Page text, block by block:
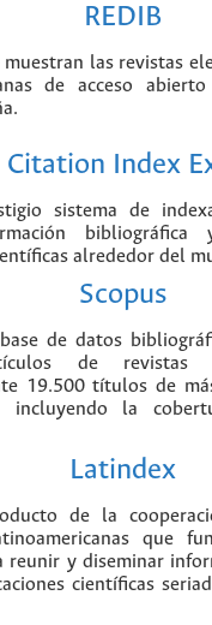
REDIB
muestran las revistas
de acceso
Citation Index
sistema de
alrededor del
Scopus
de datos
de revistas
19.500 títulos de
incluyendo la
Latindex
de la
que
reunir y diseminar
científicas